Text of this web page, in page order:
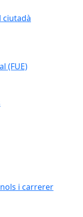
ciutadà
(FUE)
i carrerer